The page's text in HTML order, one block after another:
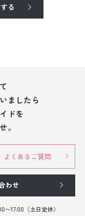
る
ましたら
ドを
。
よくあるご質問
わせ
〜17:00（土日定休）